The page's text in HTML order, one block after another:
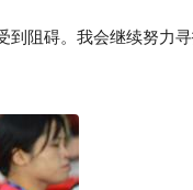
到阻碍。我会继续努力